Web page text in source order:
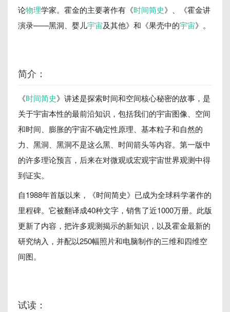
论物理学家。霍金的主要著作有《时间简史》、《霍金讲
演录——黑洞、婴儿宇宙及其他》和《果壳中的宇宙》。
简介：
《时间简史》讲述是探索时间和空间核心秘密的故事，是
关于宇宙本性的最前沿知识，包括我们的宇宙图像、空间
和时间、膨胀的宇宙不确定性原理、基本粒子和自然的
力、黑洞、黑洞不是这么黑、时间箭头等内容。第一版中
的许多理论预言，后来在对微观或宏观宇宙世界观测中得
到证实。
自1988年首版以来，《时间简史》已成为全球科学著作的
里程碑。它被翻译成40种文字，销售了近1000万册。此版
更新了内容，把许多观测揭示的新知识，以及霍金最新的
研究纳入，并配以250幅照片和电脑制作的三维和四维空
间图。
试读：